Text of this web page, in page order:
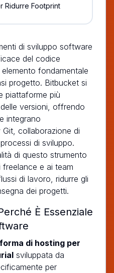
Ridurre Footprint
di sviluppo software
del codice
fondamentale
progetto. Bitbucket si
piattaforme più
versioni, offrendo
integrano
collaborazione di
di sviluppo.
di questo strumento
freelance e ai team
di lavoro, ridurre gli
dei progetti.
È Essenziale
di hosting per
sviluppata da
per